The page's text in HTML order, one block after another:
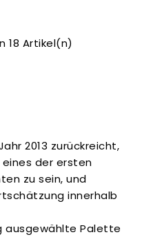
18 Artikel(n)
2013 zurückreicht,
der ersten
zu sein, und
innerhalb
ausgewählte Palette